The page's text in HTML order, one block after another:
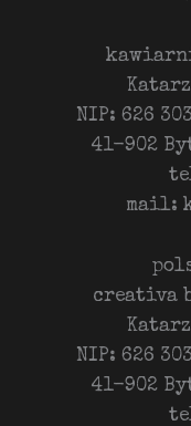
NIP: 626
41-902
mail:
creativa
NIP: 626
41-902